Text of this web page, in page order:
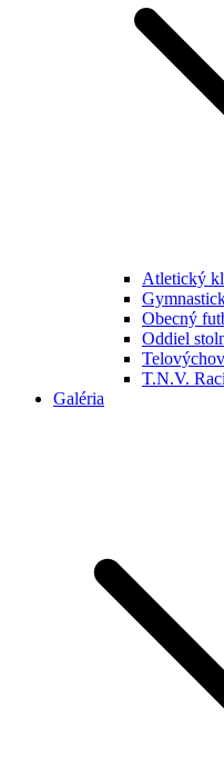
Atletický
Obecný
Oddiel
T.N.V.
Galéria